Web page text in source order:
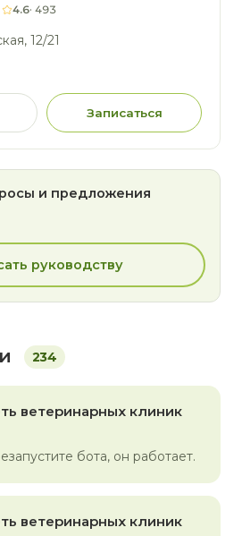
4.6· 493
12/21
Записаться
и предложения
руководству
234
ветеринарных клиник
бота, он работает.
ветеринарных клиник